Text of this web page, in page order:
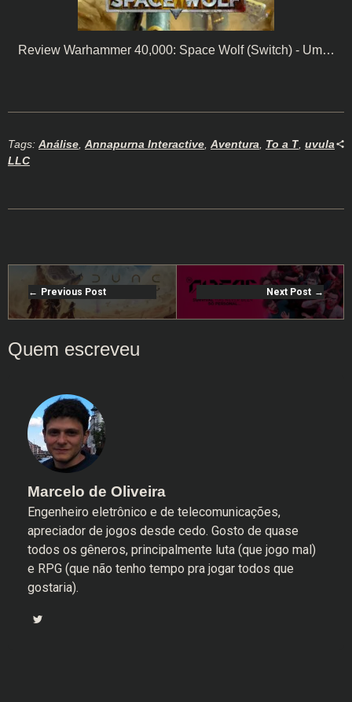
Review Warhammer 40,000: Space Wolf (Switch) - Um…
Tags: Análise Annapurna Interactive Aventura To a T uvula
LLC
Previous Post Next Post
Marcelo de Oliveira
Engenheiro eletrônico e de telecomunicações,
apreciador de jogos desde cedo. Gosto de quase
todos os gêneros, principalmente luta (que jogo mal)
e RPG (que não tenho tempo pra jogar todos que
gostaria).